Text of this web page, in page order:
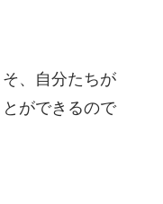
、自分たちが
とができるので